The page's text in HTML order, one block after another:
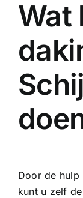
Wat
Door de hulp
kunt u zelf